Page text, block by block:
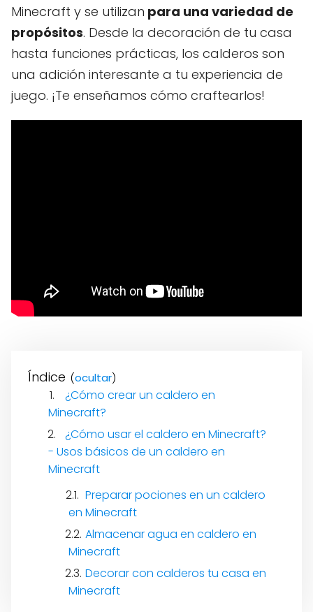
Minecraft y se utilizan para una variedad de
propósitos. Desde la decoración de tu casa
hasta funciones prácticas, los calderos son
una adición interesante a tu experiencia de
juego. ¡Te enseñamos cómo craftearlos!
Índice ( )
¿Cómo crear un caldero en
Minecraft?
¿Cómo usar el caldero en Minecraft?
- Usos básicos de un caldero en
Minecraft
Preparar pociones en un caldero
en Minecraft
Almacenar agua en caldero en
Minecraft
Decorar con calderos tu casa en
Minecraft